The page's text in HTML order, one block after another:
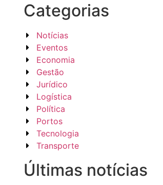
Categorias
Notícias
Eventos
Economia
Gestão
Jurídico
Logística
Política
Portos
Tecnologia
Transporte
Últimas notícias